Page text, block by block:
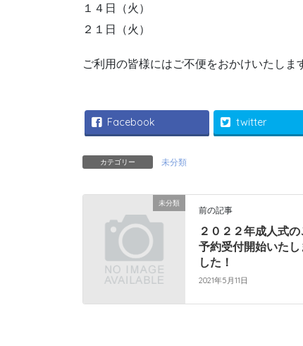
１４日（火）
２１日（火）
ご利用の皆様にはご不便をおかけいたしま
Facebook twitter
カテゴリー 未分類
未分類
前の記事
２０２２年成人式の
予約受付開始いたし
した！
2021年5月11日